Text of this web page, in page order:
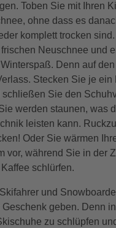
Toben Sie mit Ihren
ohne dass es
komplett trocken
Neuschnee und
Denn auf
Stecken Sie je ein
Sie den
werden staunen, was
leisten kann.
Oder Sie wärmen
vor, während Sie in der
schlürfen.
und
geben. Denn
zu schlüpfen